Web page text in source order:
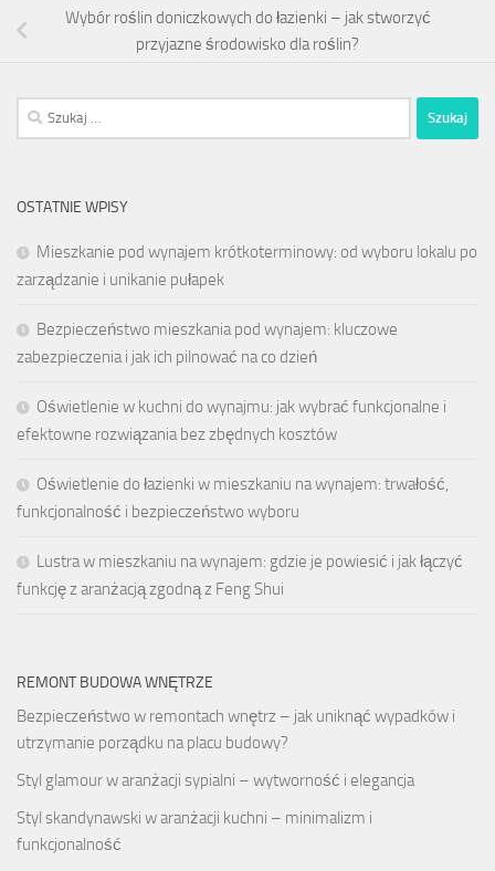
Wybór roślin doniczkowych do łazienki – jak stworzyć
przyjazne środowisko dla roślin?
Szukaj:
OSTATNIE WPISY
Mieszkanie pod wynajem krótkoterminowy: od wyboru lokalu po
zarządzanie i unikanie pułapek
Bezpieczeństwo mieszkania pod wynajem: kluczowe
zabezpieczenia i jak ich pilnować na co dzień
Oświetlenie w kuchni do wynajmu: jak wybrać funkcjonalne i
efektowne rozwiązania bez zbędnych kosztów
Oświetlenie do łazienki w mieszkaniu na wynajem: trwałość,
funkcjonalność i bezpieczeństwo wyboru
Lustra w mieszkaniu na wynajem: gdzie je powiesić i jak łączyć
funkcję z aranżacją zgodną z Feng Shui
REMONT BUDOWA WNĘTRZE
Bezpieczeństwo w remontach wnętrz – jak uniknąć wypadków i
utrzymanie porządku na placu budowy?
Styl glamour w aranżacji sypialni – wytworność i elegancja
Styl skandynawski w aranżacji kuchni – minimalizm i
funkcjonalność